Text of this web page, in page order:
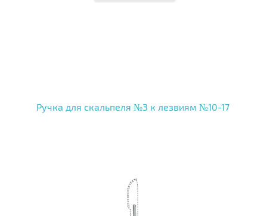
Ручка для скальпеля №3 к лезвиям №10-17